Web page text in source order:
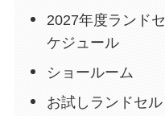
2027年度ランド
ケジュール
ショールーム
お試しランドセル